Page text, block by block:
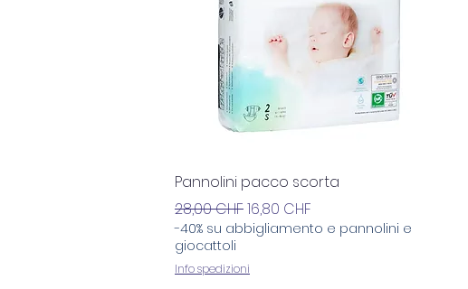
Vista rapida
Pannolini pacco scorta
Prezzo regolare
28,00 CHFPrezzo scontato
16,80 CHF
-40% su abbigliamento e pannolini e
giocattoli
Info spedizioni